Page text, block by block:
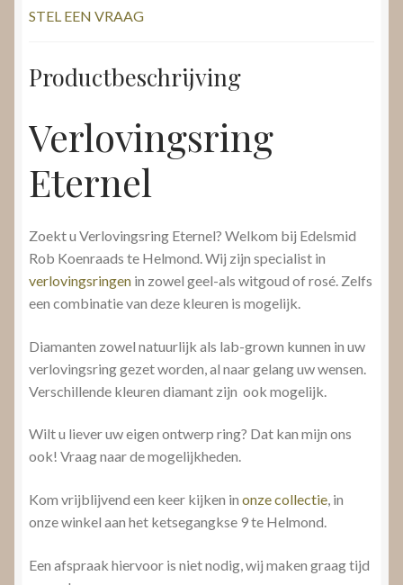
STEL EEN VRAAG
Productbeschrijving
Verlovingsring
Eternel
Zoekt u Verlovingsring Eternel? Welkom bij Edelsmid
Rob Koenraads te Helmond. Wij zijn specialist in
verlovingsringen in zowel geel-als witgoud of rosé. Zelfs
een combinatie van deze kleuren is mogelijk.
Diamanten zowel natuurlijk als lab-grown kunnen in uw
verlovingsring gezet worden, al naar gelang uw wensen.
Verschillende kleuren diamant zijn ook mogelijk.
Wilt u liever uw eigen ontwerp ring? Dat kan mijn ons
ook! Vraag naar de mogelijkheden.
Kom vrijblijvend een keer kijken in onze collectie, in
onze winkel aan het ketsegangkse 9 te Helmond.
Een afspraak hiervoor is niet nodig, wij maken graag tijd